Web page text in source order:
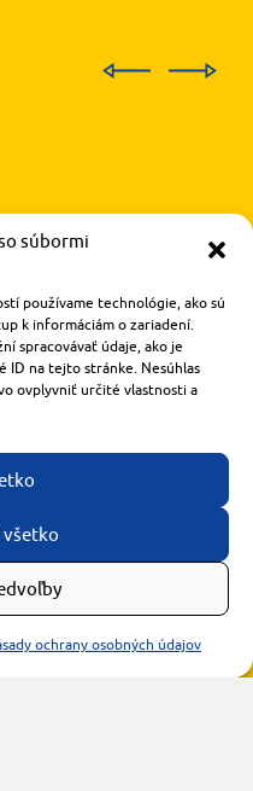
súbormi
používame technológie, ako sú
k informáciám o zariadení.
spracovávať údaje, ako je
ID na tejto stránke. Nesúhlas
ovplyvniť určité vlastnosti a
ochrany osobných údajov
1611/14
01 Piešťany
905 119 087